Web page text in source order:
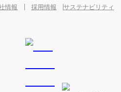
情報 採用情報 サステナビリティ